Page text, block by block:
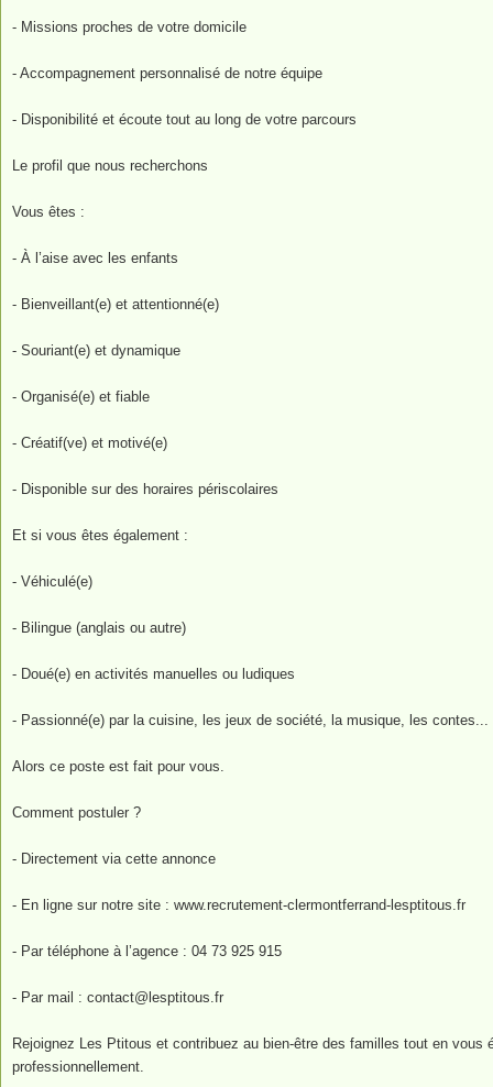
- Missions proches de votre domicile
- Accompagnement personnalisé de notre équipe
- Disponibilité et écoute tout au long de votre parcours
Le profil que nous recherchons
Vous êtes :
- À l’aise avec les enfants
- Bienveillant(e) et attentionné(e)
- Souriant(e) et dynamique
- Organisé(e) et fiable
- Créatif(ve) et motivé(e)
- Disponible sur des horaires périscolaires
Et si vous êtes également :
- Véhiculé(e)
- Bilingue (anglais ou autre)
- Doué(e) en activités manuelles ou ludiques
- Passionné(e) par la cuisine, les jeux de société, la musique, les contes...
Alors ce poste est fait pour vous.
Comment postuler ?
- Directement via cette annonce
- En ligne sur notre site : www.recrutement-clermontferrand-lesptitous.fr
- Par téléphone à l’agence : 04 73 925 915
- Par mail : contact@lesptitous.fr
Rejoignez Les Ptitous et contribuez au bien-être des familles tout en vous
professionnellement.